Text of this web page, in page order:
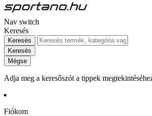
Nav switch
Keresés
Keresés
Keresés
Mégse
Adja meg a keresőszót a tippek
Fiókom